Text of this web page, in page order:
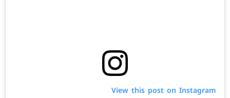
View this post on Instagram